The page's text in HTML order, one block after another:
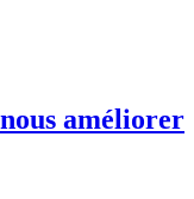
améliorer